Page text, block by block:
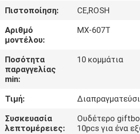
ΓΎΡΟΣ
ΕΡΓΟΣΤΑΣΊΩΝ
ΠΟΙΟΤΙΚΌΣ
ΈΛΕΓΧΟΣ
ΜΑΣ
ΕΛΆΤΕ
Πιστοποίηση:
CE,ROSH
Αριθμό
μοντέλου:
MX-607T
Ποσότητα
παραγγελίας
min:
10 κομμάτια
Τιμή:
Συσκευασία
λεπτομέρειες:
Ουδέτερο
10pcs για ένα